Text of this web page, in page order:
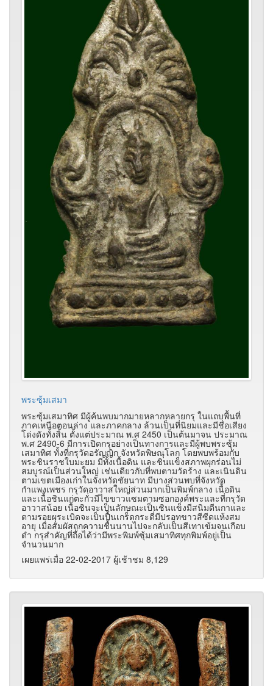
พระซุ้มเสมา
พระซุ้มเสมาทิศ มีผู้ค้นพบมากมายหลากหลายกรุ ในแถบพื้นที่
ภาคเหนือตอนล่าง และภาคกลาง ล้วนเป็นที่นิยมและมีชื่อเสียง
โด่งดังทั้งสิ้น ตั้งแต่ประมาณ พ.ศ 2450 เป็นต้นมาจน ประมาณ
พ.ศ 2490-6 มีการเปิดกรุอย่างเป็นทางการและมีผู้พบพระซุ้ม
เสมาทิศ ทั้งที่กรุวัดอรัญญิก จังหวัดพิษณุโลก โดยพบพร้อมกับ
พระชินราชใบมะยม มีทั้งเนื้อดิน และชินแข็งสภาพผุกร่อนไม่
สมบูรณ์เป็นส่วนใหญ่ เช่นเดียวกับที่พบตามวัดร้าง และเนินดิน
ตามเขตเมืองเก่าในจังหวัดชัยนาท มีบางส่วนพบที่จังหวัด
กำแพงเพชร กรุวัดอาวาสใหญ่ส่วนมากเป็นพิมพ์กลาง เนื้อดิน
และเนื้อชินแก่ตะกั่วมีไขขาวแซมตามซอกองค์พระและที่กรุวัด
อาวาสน้อย เนื้อชินจะเป็นลักษณะเป็นชินแข็งมีสนิมตีนกาและ
ตามรอยผุระเบิดจะเป็นปื้นเกร็ดกระดี่มีปรอทขาวสีซีดแห้งสม
อายุ เมื่อสัมผัสถูกความชื้นนานไปจะกลับเป็นสีเทาเข้มจนเกือบ
ดำ กรุสำคัญที่ถือได้ว่ามีพระพิมพ์ซุ้มเสมาทิศทุกพิมพ์อยู่เป็น
จำนวนมาก
เผยแพร่เมื่อ 22-02-2017 ผู้เช้าชม 8,129